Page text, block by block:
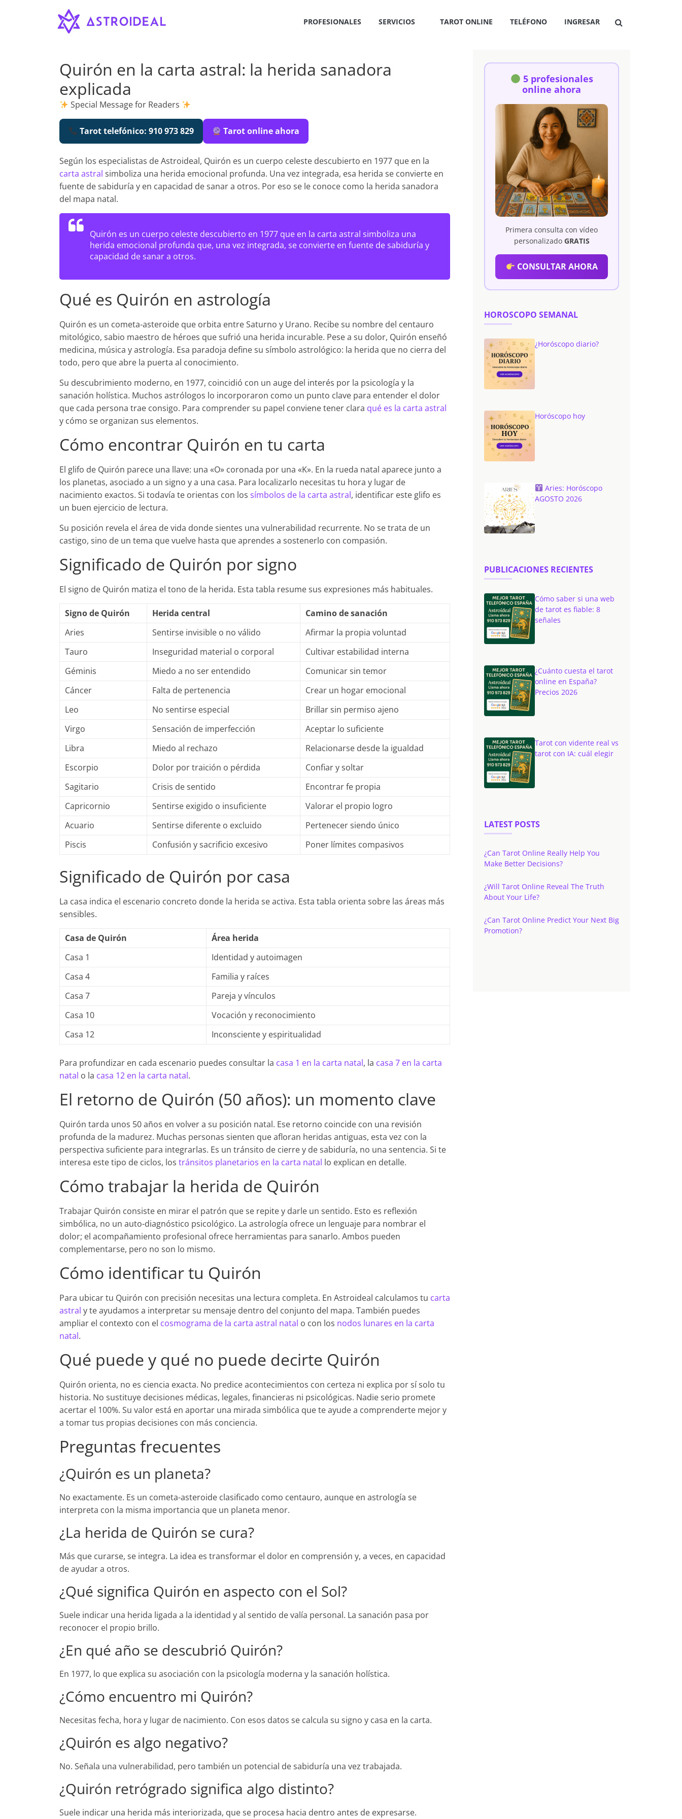
Astroideal
Blog
PROFESIONALES SERVICIOS TAROT ONLINE TELÉFONO INGRESAR
Quirón en la carta astral: la herida sanadora
explicada
Special Message for Readers
Tarot telefónico: 910 973 829 Tarot online ahora
Según los especialistas de Astroideal, Quirón es un cuerpo celeste descubierto en 1977 que en la
carta astral simboliza una herida emocional profunda. Una vez integrada, esa herida se convierte en
fuente de sabiduría y en capacidad de sanar a otros. Por eso se le conoce como la herida sanadora
del mapa natal.
Quirón es un cuerpo celeste descubierto en 1977 que en la carta astral simboliza una
herida emocional profunda que, una vez integrada, se convierte en fuente de sabiduría y
capacidad de sanar a otros.
Qué es Quirón en astrología
Quirón es un cometa-asteroide que orbita entre Saturno y Urano. Recibe su nombre del centauro
mitológico, sabio maestro de héroes que sufrió una herida incurable. Pese a su dolor, Quirón enseñó
medicina, música y astrología. Esa paradoja define su símbolo astrológico: la herida que no cierra del
todo, pero que abre la puerta al conocimiento.
Su descubrimiento moderno, en 1977, coincidió con un auge del interés por la psicología y la
sanación holística. Muchos astrólogos lo incorporaron como un punto clave para entender el dolor
que cada persona trae consigo. Para comprender su papel conviene tener clara qué es la carta astral
y cómo se organizan sus elementos.
Cómo encontrar Quirón en tu carta
El glifo de Quirón parece una llave: una «O» coronada por una «K». En la rueda natal aparece junto a
los planetas, asociado a un signo y a una casa. Para localizarlo necesitas tu hora y lugar de
nacimiento exactos. Si todavía te orientas con los símbolos de la carta astral, identificar este glifo es
un buen ejercicio de lectura.
Su posición revela el área de vida donde sientes una vulnerabilidad recurrente. No se trata de un
castigo, sino de un tema que vuelve hasta que aprendes a sostenerlo con compasión.
Significado de Quirón por signo
El signo de Quirón matiza el tono de la herida. Esta tabla resume sus expresiones más habituales.
Signo de Quirón Herida central
Camino de sanación
Aries
Sentirse invisible o no válido
Afirmar la propia voluntad
Tauro
Inseguridad material o corporal
Cultivar estabilidad interna
Géminis
Miedo a no ser entendido
Comunicar sin temor
Cáncer
Falta de pertenencia
Crear un hogar emocional
Leo
No sentirse especial
Brillar sin permiso ajeno
Virgo
Sensación de imperfección
Aceptar lo suficiente
Libra
Miedo al rechazo
Relacionarse desde la igualdad
Escorpio
Dolor por traición o pérdida
Confiar y soltar
Sagitario
Crisis de sentido
Encontrar fe propia
Capricornio
Sentirse exigido o insuficiente
Valorar el propio logro
Acuario
Sentirse diferente o excluido
Pertenecer siendo único
Piscis
Confusión y sacrificio excesivo Poner límites compasivos
Significado de Quirón por casa
La casa indica el escenario concreto donde la herida se activa. Esta tabla orienta sobre las áreas más
sensibles.
Casa de Quirón
Área herida
Casa 1
Identidad y autoimagen
Casa 4
Familia y raíces
Casa 7
Pareja y vínculos
Casa 10
Vocación y reconocimiento
Casa 12
Inconsciente y espiritualidad
Para profundizar en cada escenario puedes consultar la casa 1 en la carta natal, la casa 7 en la carta
natal o la casa 12 en la carta natal.
El retorno de Quirón (50 años): un momento clave
Quirón tarda unos 50 años en volver a su posición natal. Ese retorno coincide con una revisión
profunda de la madurez. Muchas personas sienten que afloran heridas antiguas, esta vez con la
perspectiva suficiente para integrarlas. Es un tránsito de cierre y de sabiduría, no una sentencia. Si te
interesa este tipo de ciclos, los tránsitos planetarios en la carta natal lo explican en detalle.
Cómo trabajar la herida de Quirón
Trabajar Quirón consiste en mirar el patrón que se repite y darle un sentido. Esto es reflexión
simbólica, no un auto-diagnóstico psicológico. La astrología ofrece un lenguaje para nombrar el
dolor; el acompañamiento profesional ofrece herramientas para sanarlo. Ambos pueden
complementarse, pero no son lo mismo.
Cómo identificar tu Quirón
Para ubicar tu Quirón con precisión necesitas una lectura completa. En Astroideal calculamos tu carta
astral y te ayudamos a interpretar su mensaje dentro del conjunto del mapa. También puedes
ampliar el contexto con el cosmograma de la carta astral natal o con los nodos lunares en la carta
natal.
Qué puede y qué no puede decirte Quirón
Quirón orienta, no es ciencia exacta. No predice acontecimientos con certeza ni explica por sí solo tu
historia. No sustituye decisiones médicas, legales, financieras ni psicológicas. Nadie serio promete
acertar el 100%. Su valor está en aportar una mirada simbólica que te ayude a comprenderte mejor y
a tomar tus propias decisiones con más conciencia.
Preguntas frecuentes
¿Quirón es un planeta?
No exactamente. Es un cometa-asteroide clasificado como centauro, aunque en astrología se
interpreta con la misma importancia que un planeta menor.
¿La herida de Quirón se cura?
Más que curarse, se integra. La idea es transformar el dolor en comprensión y, a veces, en capacidad
de ayudar a otros.
¿Qué significa Quirón en aspecto con el Sol?
Suele indicar una herida ligada a la identidad y al sentido de valía personal. La sanación pasa por
reconocer el propio brillo.
¿En qué año se descubrió Quirón?
En 1977, lo que explica su asociación con la psicología moderna y la sanación holística.
¿Cómo encuentro mi Quirón?
Necesitas fecha, hora y lugar de nacimiento. Con esos datos se calcula su signo y casa en la carta.
¿Quirón es algo negativo?
No. Señala una vulnerabilidad, pero también un potencial de sabiduría una vez trabajada.
¿Quirón retrógrado significa algo distinto?
Suele indicar una herida más interiorizada, que se procesa hacia dentro antes de expresarse.
5 profesionales
online ahora
Primera consulta con vídeo
personalizado GRATIS
CONSULTAR AHORA
HOROSCOPO SEMANAL
¿Horóscopo diario?
Horóscopo hoy
Aries: Horóscopo
AGOSTO 2026
PUBLICACIONES RECIENTES
Cómo saber si una web
de tarot es fiable: 8
señales
¿Cuánto cuesta el tarot
online en España?
Precios 2026
Tarot con vidente real vs
tarot con IA: cuál elegir
LATEST POSTS
¿Can Tarot Online Really Help You
Make Better Decisions?
¿Will Tarot Online Reveal The Truth
About Your Life?
¿Can Tarot Online Predict Your Next Big
Promotion?